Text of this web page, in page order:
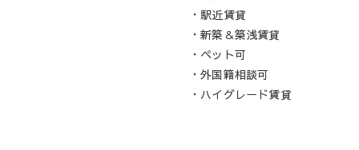
・駅近賃貸
・新築＆築浅賃貸
・ペット可
・外国籍相談可
・ハイグレード賃貸